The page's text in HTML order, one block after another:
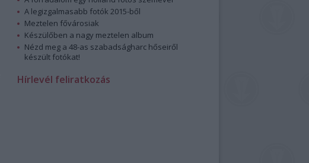
A legizgalmasabb fotók 2015-ből
Meztelen fővárosiak
Készülőben a nagy meztelen album
Nézd meg a 48-as szabadságharc hőseiről
készült fotókat!
Hírlevél feliratkozás